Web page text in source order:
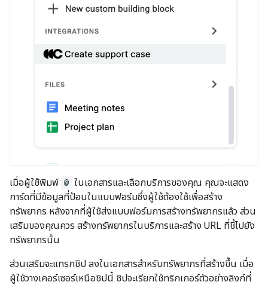
เมื่อผู้ใช้พิมพ์ @ ในเอกสารและเลือกบริการของคุณ คุณจะแสดง
การ์ดที่มีข้อมูลที่ป้อนในแบบฟอร์มซึ่งผู้ใช้ต้องใช้เพื่อสร้าง
ทรัพยากร หลังจากที่ผู้ใช้ส่งแบบฟอร์มการสร้างทรัพยากรแล้ว ส่วน
เสริมของคุณควร สร้างทรัพยากรในบริการและสร้าง URL ที่ชี้ไปยัง
ทรัพยากรนั้น
ส่วนเสริมจะแทรกชิป ลงในเอกสารสำหรับทรัพยากรที่สร้างขึ้น เมื่อ
ผู้ใช้วางเคอร์เซอร์เหนือชิปนี้ ชิปจะเรียกใช้ทริกเกอร์ตัวอย่างลิงก์ที่